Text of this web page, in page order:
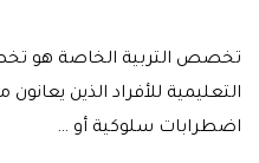
تخصص التربية الخاصة هو
التعليمية للأفراد الذين
اضطرابات سلوكية أو …